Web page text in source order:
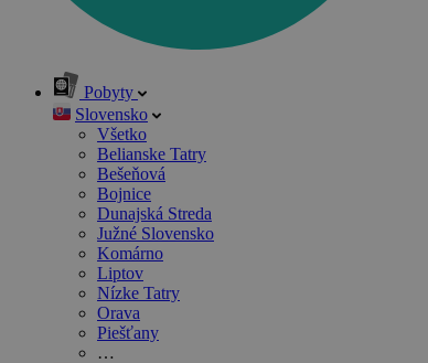
Pobyty
Slovensko
Všetko
Belianske Tatry
Bešeňová
Bojnice
Dunajská Streda
Južné Slovensko
Komárno
Liptov
Nízke Tatry
Orava
Piešťany
…